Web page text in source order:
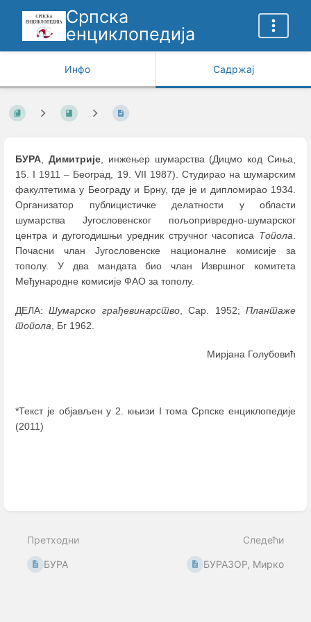
Српска
енциклопедија
Инфо Садржај
БУРА, Димитрије, инжењер шумарства (Дицмо код Сиња,
15. I 1911– Београд, 19. VII 1987). Студирао на шумарским
факултетима у Београду и Брну, где је и дипломирао 1934.
Организатор публицистичке делатности у области
шумарства Југословенског пољопривредно-шумарског
центра и дугогодишњи уредник стручног часописа Топола.
Почасни члан Југословенске националне комисије за
тополу. У два мандата био члан Извршног комитета
Међународне комисије ФАО за тополу.
ДЕЛА:Шумарско грађевинарство, Сар. 1952;Плантаже
топола , Бг 1962.
Мирјана Голубовић
*Текст је објављен у 2. књизи I тома Српске енциклопедије
(2011)
Претходни
БУРА
Следећи
БУРАЗОР, Мирко